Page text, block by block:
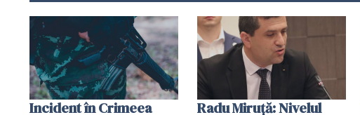
Incident în Crimeea
Radu Miruţă: Nivelul